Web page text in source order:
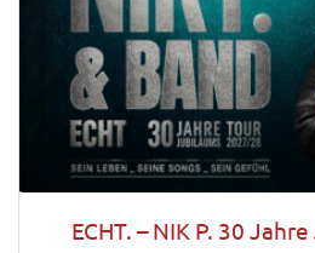
ECHT. – NIK P. 30